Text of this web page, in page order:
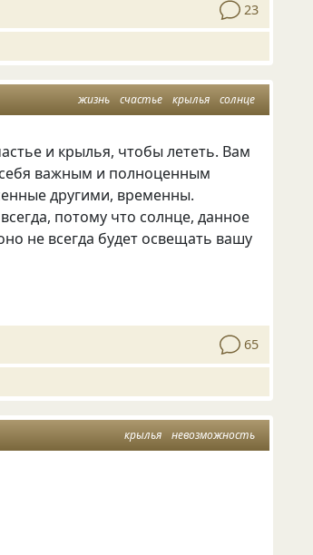
23
жизнь счастье крылья солнце
и крылья, чтобы лететь. Вам
важным и полноценным
другими, временны.
потому что солнце, данное
не всегда будет освещать вашу
65
крылья невозможность